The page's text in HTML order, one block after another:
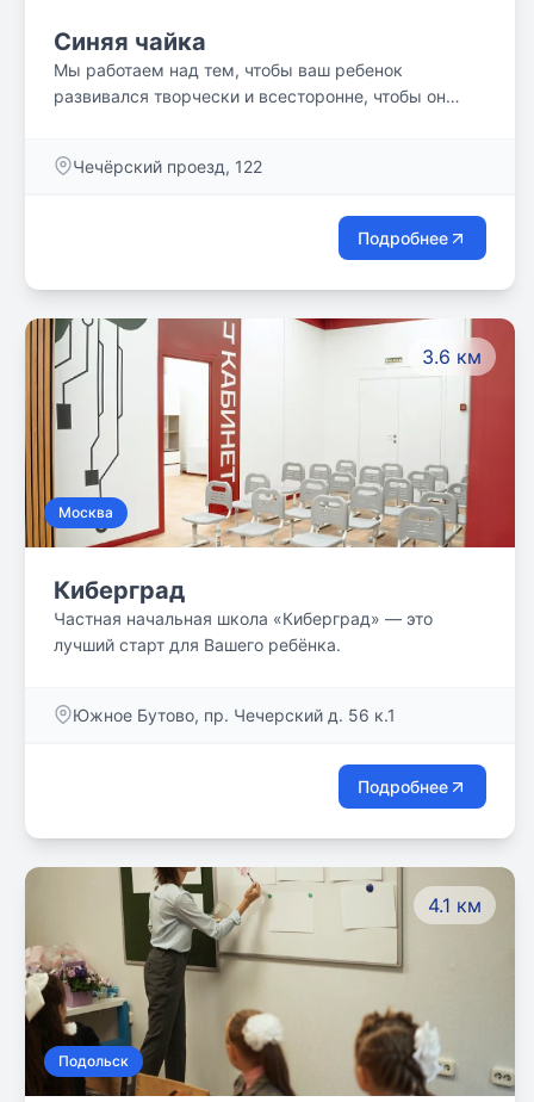
Синяя чайка
Мы работаем над тем, чтобы ваш ребенок
развивался творчески и всесторонне, чтобы он
Чечёрский проезд, 122
Подробнее
3.6 км
Москва
Киберград
Частная начальная школа «Киберград» — это
лучший старт для Вашего ребёнка.
Южное Бутово, пр. Чечерский д. 56 к.1
Подробнее
4.1 км
Подольск